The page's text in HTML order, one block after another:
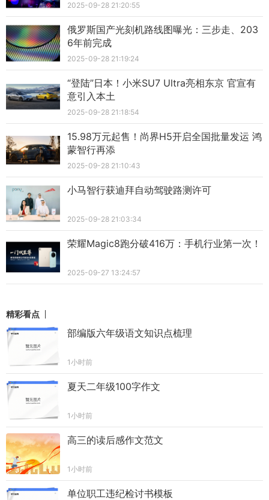
2025-09-28 21:20:55
俄罗斯国产光刻机路线图曝光：三步走、203
6年前完成
2025-09-28 21:19:24
“登陆”日本！小米SU7 Ultra亮相东京 官宣有
意引入本土
2025-09-28 21:18:54
15.98万元起售！尚界H5开启全国批量发运 鸿
蒙智行再添
2025-09-28 21:10:43
小马智行获迪拜自动驾驶路测许可
2025-09-28 21:03:34
荣耀Magic8跑分破416万：手机行业第一次！
2025-09-27 13:24:57
精彩看点
部编版六年级语文知识点梳理
1小时前
夏天二年级100字作文
1小时前
高三的读后感作文范文
1小时前
单位职工违纪检讨书模板